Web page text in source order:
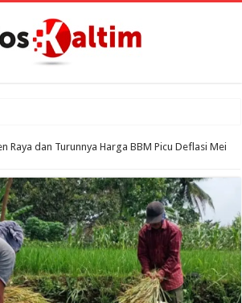
Raya dan Turunnya Harga BBM Picu Deflasi Mei